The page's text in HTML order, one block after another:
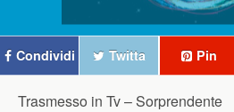
Condividi Twitta Pin
Trasmesso in Tv – Sorprendente